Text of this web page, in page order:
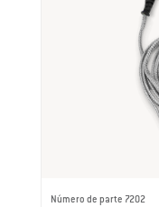
Número de parte 7202